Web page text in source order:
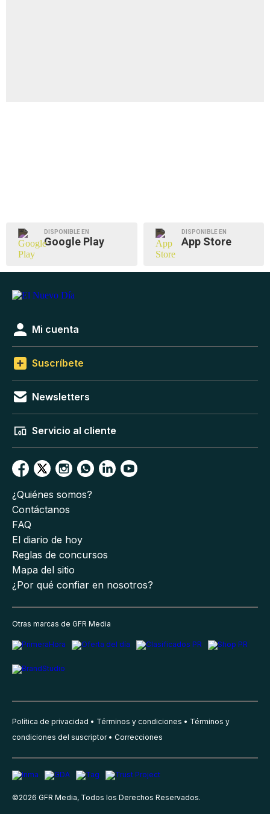
DISPONIBLE EN
Google Play
DISPONIBLE EN
App Store
Mi cuenta
Suscríbete
Newsletters
Servicio al cliente
¿Quiénes somos?
Contáctanos
FAQ
El diario de hoy
Reglas de concursos
Mapa del sitio
¿Por qué confiar en nosotros?
Otras marcas de GFR Media
Política de privacidad Términos y condiciones
Términos y
condiciones del suscriptor
Correcciones
©2026 GFR Media, Todos los Derechos Reservados.